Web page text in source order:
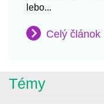
lebo...
Celý článok
Témy